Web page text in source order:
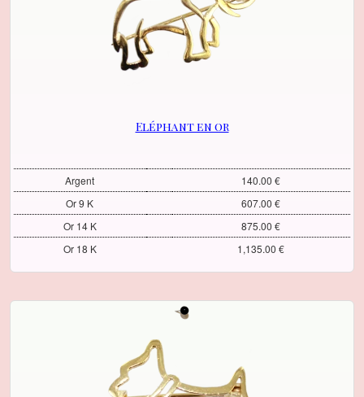
Eléphant en or
Argent
140.00 €
Or 9 K
607.00 €
Or 14 K
875.00 €
Or 18 K
1,135.00 €